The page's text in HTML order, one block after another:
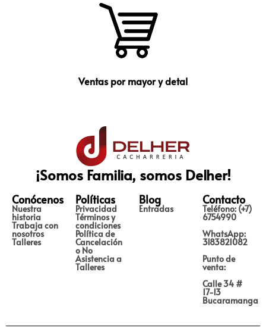
Ventas por mayor y detal
¡Somos Familia, somos Delher!
Conócenos
Nuestra
historia
Trabaja con
nosotros
Talleres
Políticas
Privacidad
Términos y
condiciones
Política de
Cancelación
o No
Asistencia a
Talleres
Blog
Entradas
Contacto
Teléfono: (+7)
6754990
WhatsApp:
3183821082
Punto de
venta:
Calle 34 #
17-13
Bucaramanga